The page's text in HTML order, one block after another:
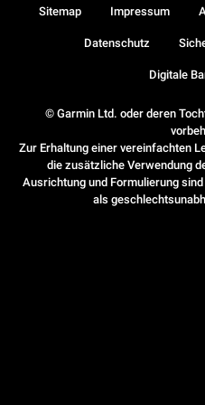
© Garmin Ltd. oder deren
Zur Erhaltung einer vereinfachten
die zusätzliche Verwendung
Ausrichtung und Formulierung
als
Sitemap Impressum
Datenschutz
Digitale